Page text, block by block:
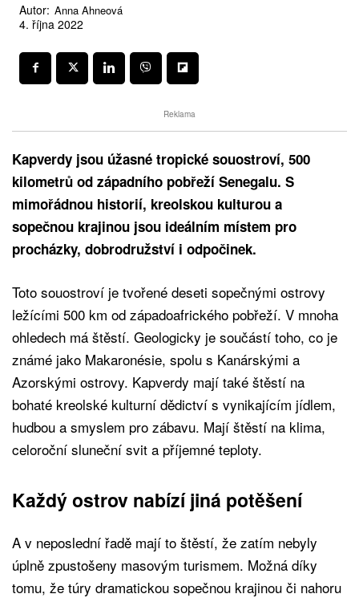
Autor: Anna Ahneová
4. října 2022
Reklama
Kapverdy jsou úžasné tropické souostroví, 500
kilometrů od západního pobřeží Senegalu. S
mimořádnou historií, kreolskou kulturou a
sopečnou krajinou jsou ideálním místem pro
procházky, dobrodružství i odpočinek.
Toto souostroví je tvořené deseti sopečnými ostrovy
ležícími 500 km od západoafrického pobřeží. V mnoha
ohledech má štěstí. Geologicky je součástí toho, co je
známé jako Makaronésie, spolu s Kanárskými a
Azorskými ostrovy. Kapverdy mají také štěstí na
bohaté kreolské kulturní dědictví s vynikajícím jídlem,
hudbou a smyslem pro zábavu. Mají štěstí na klima,
celoroční sluneční svit a příjemné teploty.
Každý ostrov nabízí jiná potěšení
A v neposlední řadě mají to štěstí, že zatím nebyly
úplně zpustošeny masovým turismem. Možná díky
tomu, že túry dramatickou sopečnou krajinou či nahoru